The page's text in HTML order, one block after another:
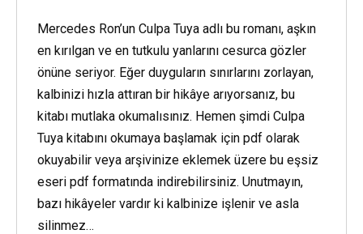
Mercedes Ron’un Culpa Tuya adlı bu romanı, aşkın
en kırılgan ve en tutkulu yanlarını cesurca gözler
önüne seriyor. Eğer duyguların sınırlarını zorlayan,
kalbinizi hızla attıran bir hikâye arıyorsanız, bu
kitabı mutlaka okumalısınız. Hemen şimdi Culpa
Tuya kitabını okumaya başlamak için pdf olarak
okuyabilir veya arşivinize eklemek üzere bu eşsiz
eseri pdf formatında indirebilirsiniz. Unutmayın,
bazı hikâyeler vardır ki kalbinize işlenir ve asla
silinmez…